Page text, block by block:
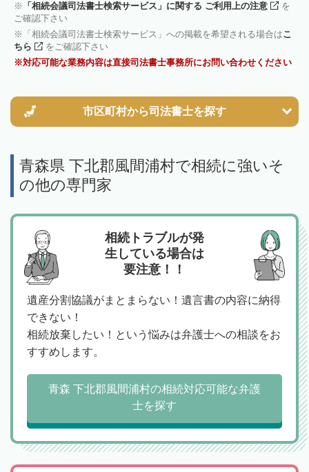
「相続会議司法書士検索サービス」に関する ご利用上の注意
を
ご確認下さい
「相続会議司法書士検索サービス」への掲載を希望される場合はこ
ちら
をご確認下さい
対応可能な業務内容は直接司法書士事務所にお問い合わせください
市区町村から司法書士を探す
青森県 下北郡風間浦村で相続に強いそ
の他の専門家
相続トラブルが発
生している場合は
要注意！！
遺産分割協議がまとまらない！遺言書の内容に納得
できない！
相続放棄したい！という悩みは弁護士への相談をお
すすめします。
青森 下北郡風間浦村の相続対応可能な弁護
士を探す